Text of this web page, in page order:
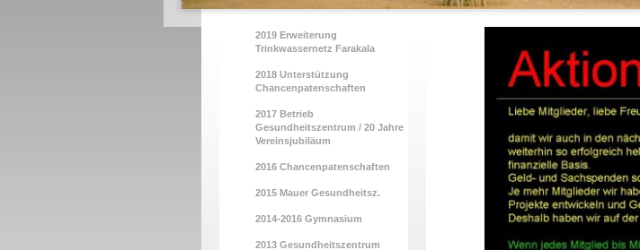
2019 Erweiterung
Trinkwassernetz Farakala
2018 Unterstützung
Chancenpatenschaften
2017 Betrieb
Gesundheitszentrum / 20 Jahre
Vereinsjubiläum
2016 Chancenpatenschaften
2015 Mauer Gesundheitsz.
2014-2016 Gymnasium
2013 Gesundheitszentrum